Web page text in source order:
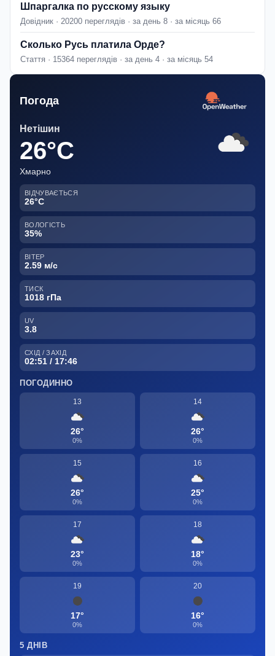
Шпаргалка по русскому языку
Довідник · 20200 переглядів · за день 8 · за місяць 66
Сколько Русь платила Орде?
Стаття · 15364 переглядів · за день 4 · за місяць 54
Погода
Нетішин
26°C
Хмарно
ВІДЧУВАЄТЬСЯ
26°C
ВОЛОГІСТЬ
35%
ВІТЕР
2.59 м/с
ТИСК
1018 гПа
UV
3.8
СХІД / ЗАХІД
02:51 / 17:46
ПОГОДИННО
13
26°
0%
14
26°
0%
15
26°
0%
16
25°
0%
17
23°
0%
18
18°
0%
19
17°
0%
20
16°
0%
5 ДНІВ